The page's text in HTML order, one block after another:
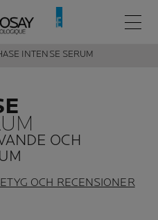
INTENSE SERUM
OCH
OCH RECENSIONER